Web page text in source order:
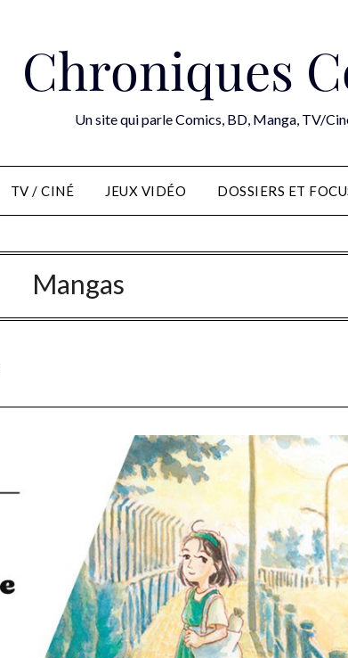
Chroniques
Un site qui parle Comics, BD, Manga, TV/
TV / CINÉ JEUX VIDÉO DOSSIERS ET
Mangas